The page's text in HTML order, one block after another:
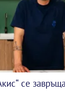
се